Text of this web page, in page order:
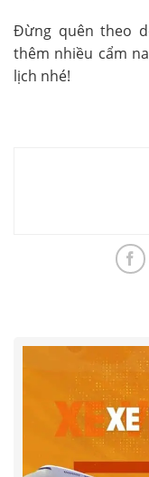
Đừng quên theo
thêm nhiều cẩm
lịch nhé!